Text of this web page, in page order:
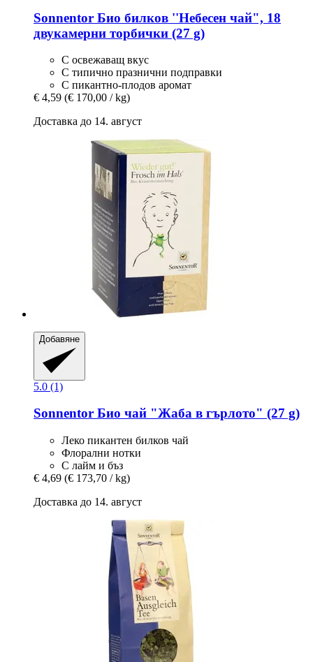
Sonnentor Био билков ''Небесен чай", 18
двукамерни торбички (27 g)
С освежаващ вкус
С типично празнични подправки
С пикантно-плодов аромат
€ 4,59 (€ 170,00 / kg)
Доставка до 14. август
Добавяне
5.0 (1)
Sonnentor Био чай "Жаба в гърлото" (27 g)
Леко пикантен билков чай
Флорални нотки
С лайм и бъз
€ 4,69 (€ 173,70 / kg)
Доставка до 14. август